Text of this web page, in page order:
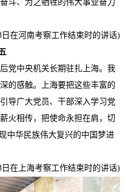
斗、为之牺牲的伟大事业奋力
日在河南考察工作结束时的讲话)
中央机关长期驻扎上海。我
的感触。上海要把这些丰富的
导广大党员、干部深入学习党
火相传，把使命永担在肩，切
中华民族伟大复兴的中国梦进
日在上海考察工作结束时的讲话)